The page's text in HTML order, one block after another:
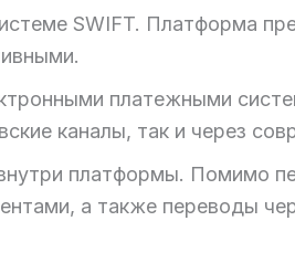
SWIFT. Платформа
платежными
каналы, так и через
платформы. Помимо
а также переводы